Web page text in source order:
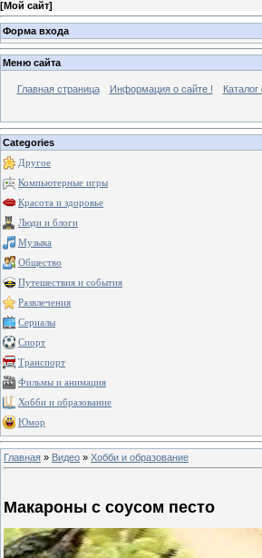
[Мой сайт]
Форма входа
Меню сайта
Главная страница Информация о сайте !
Categories
Другое
Компьютерные игры
Красота и здоровье
Люди и блоги
Музыка
Общество
Путешествия и события
Развлечения
Сериалы
Спорт
Транспорт
Фильмы и анимация
Хобби и образование
Юмор
Главная » Видео » Хобби и образование
Макароны с соусом песто